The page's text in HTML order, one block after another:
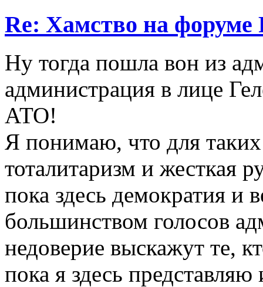
Re: Хамство на форуме
Ну тогда пошла вон из
администрация в лице
АТО!
Я понимаю, что для таких
тоталитаризм и жесткая
пока здесь демократия и
большинством голосов
недоверие выскажут те,
пока я здесь